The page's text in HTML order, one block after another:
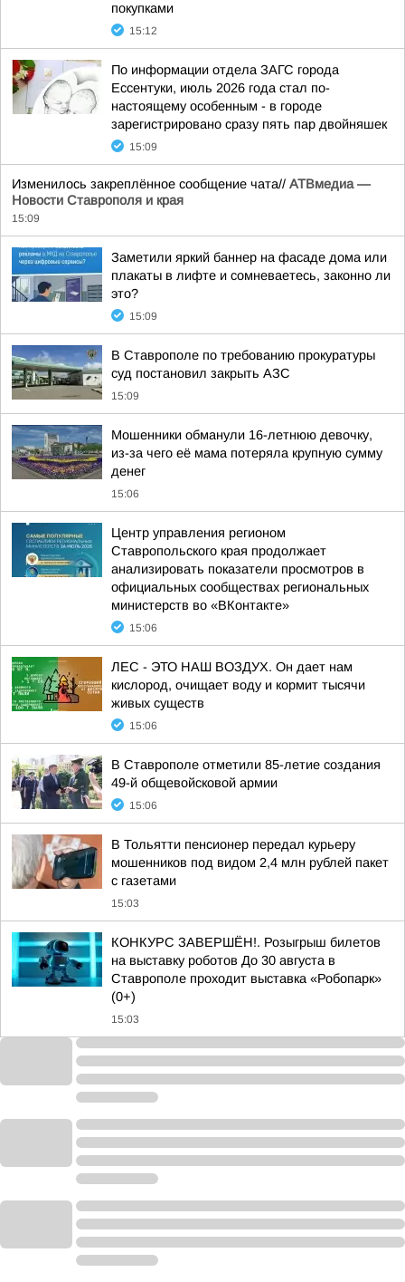
покупками
15:12
По информации отдела ЗАГС города
Ессентуки, июль 2026 года стал по-
настоящему особенным - в городе
зарегистрировано сразу пять пар двойняшек
15:09
Изменилось закреплённое сообщение чата// АТВмедиа —
Новости Ставрополя и края
15:09
Заметили яркий баннер на фасаде дома или
плакаты в лифте и сомневаетесь, законно ли
это?
15:09
В Ставрополе по требованию прокуратуры
суд постановил закрыть АЗС
15:09
Мошенники обманули 16-летнюю девочку,
из-за чего её мама потеряла крупную сумму
денег
15:06
Центр управления регионом
Ставропольского края продолжает
анализировать показатели просмотров в
официальных сообществах региональных
министерств во «ВКонтакте»
15:06
ЛЕС - ЭТО НАШ ВОЗДУХ. Он дает нам
кислород, очищает воду и кормит тысячи
живых существ
15:06
В Ставрополе отметили 85-летие создания
49-й общевойсковой армии
15:06
В Тольятти пенсионер передал курьеру
мошенников под видом 2,4 млн рублей пакет
с газетами
15:03
КОНКУРС ЗАВЕРШЁН!. Розыгрыш билетов
на выставку роботов До 30 августа в
Ставрополе проходит выставка «Робопарк»
(0+)
15:03